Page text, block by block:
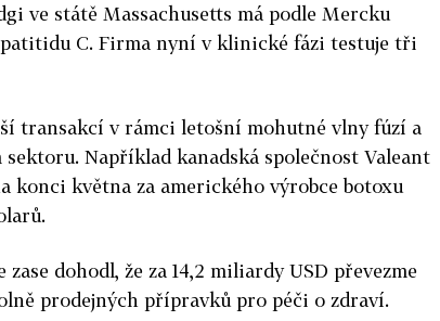
ve státě Massachusetts má podle Mercku
C. Firma nyní v klinické fázi testuje tři
transakcí v rámci letošní mohutné vlny fúzí a
Například kanadská společnost Valeant
konci května za amerického výrobce botoxu
dohodl, že za 14,2 miliardy USD převezme
prodejných přípravků pro péči o zdraví.